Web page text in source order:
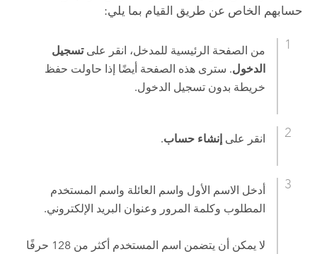
حسابهم الخاص عن طريق القيام بما يلي:
من الصفحة الرئيسية للمدخل، انقر علىتسجيل
الدخول. سترى هذه الصفحة أيضًا إذا حاولت حفظ
خريطة بدون تسجيل الدخول.
انقر على إنشاء حساب.
أدخل الاسم الأول واسم العائلة واسم المستخدم
المطلوب وكلمة المرور وعنوان البريد الإلكتروني.
لا يمكن أن يتضمن اسم المستخدم أكثر من 128 حرفًا